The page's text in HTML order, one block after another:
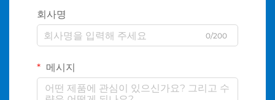
회사명
0/200
메시지